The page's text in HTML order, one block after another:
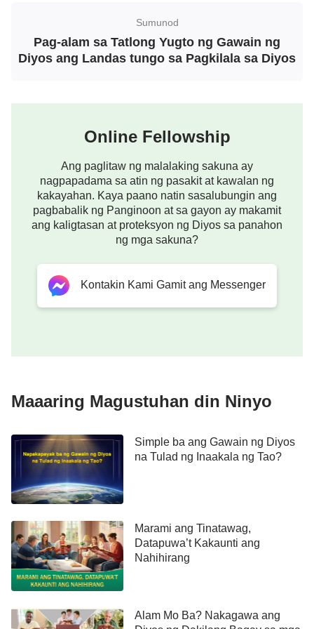
nararamdamang pangungulila ang Diyos para sa
Kung kumakapit ka sa mga salitang sinabi ng Diyos
nababatid mo ang gawain ng Diyos? Kung hindi mo
kayang tanggapin ang liwanag ng Banal na Espiritu
ngayon, at sa halip ay kumakapit ka sa liwanag ng
nakalipas, mapatutunayan ba nito na sinusundan
kayang bitawan ang mga relihiyosong kuru-kuro?
Kung gayon, magiging isa kang taong
Diyos ngayon, at sa halip ay tuwirang susunod.
maliwanag na hindi katulad ng sa nakaraan, hindi
mo pa rin magawang bitawan ang mga pananaw ng
nakalipas at tuwirang sumunod sa gawain ng Diyos
dapat mong bigyan ng kataas-taasang posisyon
ang gawain ng Diyos ngayon, paano man Siya
gumawa noong nakaraan, isa kang tao na
nabitawan na ang mga kuru-kuro niya, na
sumusunod sa Diyos, at na kayang sumunod sa
Sumunod
Pag-alam sa Tatlong Yugto ng Gawain ng
Diyos ang Landas tungo sa Pagkilala sa Diyos
Online Fellowship
Ang paglitaw ng malalaking sakuna ay
nagpapadama sa atin ng pasakit at kawalan ng
kakayahan. Kaya paano natin sasalubungin ang
pagbabalik ng Panginoon at sa gayon ay makamit
ang kaligtasan at proteksyon ng Diyos sa panahon
ng mga sakuna?
Kontakin Kami Gamit ang Messenger
Maaaring Magustuhan din Ninyo
Simple ba ang Gawain ng Diyos
na Tulad ng Inaakala ng Tao?
Marami ang Tinatawag,
Datapuwa’t Kakaunti ang
Nahihirang
Alam Mo Ba? Nakagawa ang